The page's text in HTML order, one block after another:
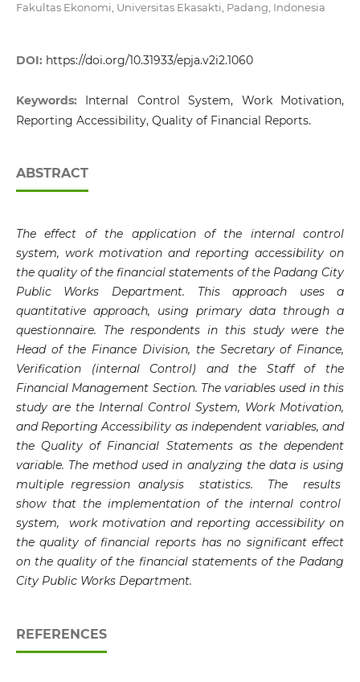
Fakultas Ekonomi, Universitas Ekasakti, Padang, Indonesia
DOI: https://doi.org/10.31933/epja.v2i2.1060
Keywords: Internal Control System, Work Motivation,
Reporting Accessibility, Quality of Financial Reports.
ABSTRACT
The effect of the application of the internal control
system, work motivation and reporting accessibility on
the quality of the financial statements of the Padang City
Public Works Department. This approach uses a
quantitative approach, using primary data through a
questionnaire. The respondents in this study were the
Head of the Finance Division, the Secretary of Finance,
Verification (internal Control) and the Staff of the
Financial Management Section. The variables used in this
study are the Internal Control System, Work Motivation,
and Reporting Accessibility as independent variables, and
the Quality of Financial Statements as the dependent
variable. The method used in analyzing the data is using
multiple regression analysis statistics. The results
show that the implementation of the internal control
system, work motivation and reporting accessibility on
the quality of financial reports has no significant effect
on the quality of the financial statements of the Padang
City Public Works Department.
REFERENCES